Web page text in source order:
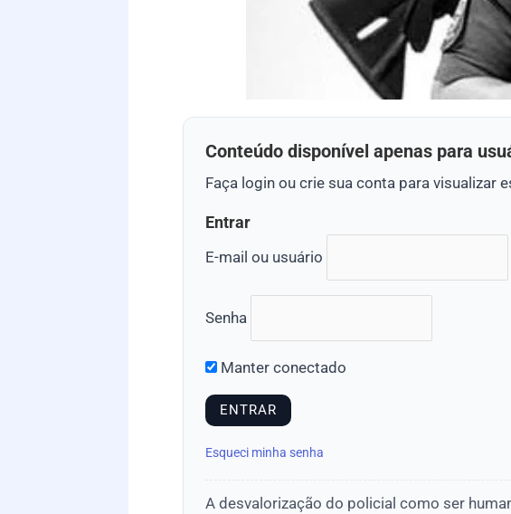
Conteúdo disponível apenas para
Faça login ou crie sua conta para visualizar
Entrar
E-mail ou usuário
Senha
Manter conectado
Esqueci minha senha
A desvalorização do policial como ser